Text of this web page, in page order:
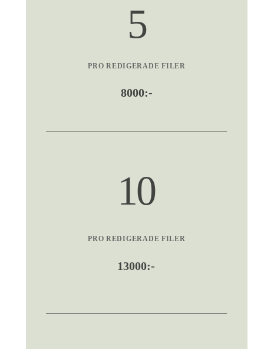
5
10
PRO REDIGERADE FILER
PRO REDIGERADE FILER
8000:-
13000:-